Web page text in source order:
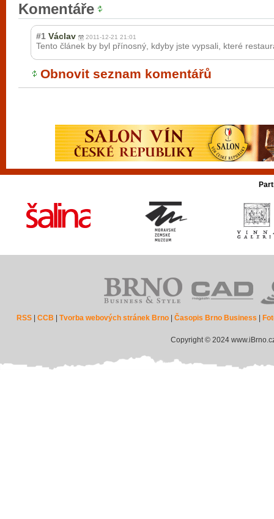
Komentáře
#1 Václav 2011-12-21 21:01
Tento článek by byl přínosný, kdyby jste vypsali, které
Obnovit seznam komentářů
RSS |CCB |Tvorba webových stránek Brno |Časopis Brno Business
Copyright © 2024